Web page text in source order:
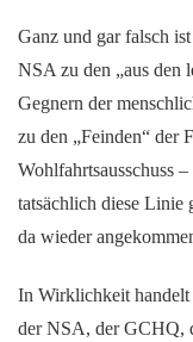
Ganz und gar falsch
NSA zu den „aus den
Gegnern der
zu den „Feinden“ der
Wohlfahrtsausschuss
tatsächlich diese
da wieder
In Wirklichkeit handelt
der NSA, der GCHQ,